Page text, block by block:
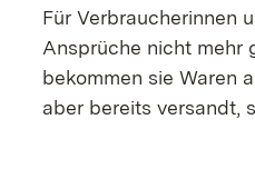
Für Verbraucherinnen
Ansprüche nicht mehr
bekommen sie Waren
aber bereits versandt,